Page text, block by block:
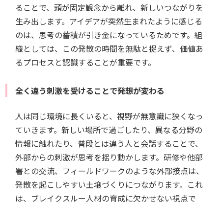
ることで、頭が固定観念から離れ、新しいつながりを
生み出します。アイデアが突然生まれたように感じる
のは、思考の蓄積が引き金になっているためです。組
織としては、この発散の時間を無駄と捉えず、価値あ
るプロセスと認識することが重要です。
全く違う刺激を受けることで発想が変わる
人は同じ環境に長くいると、視野が無意識に狭くなっ
ていきます。新しい場所で過ごしたり、異なる分野の
情報に触れたり、普段とは違う人と会話することで、
外部からの刺激が思考を揺り動かします。研修や他部
署との交流、フィールドワークのような外部接点は、
発散を起こしやすい土壌づくりにつながります。これ
は、ブレイクスルー人材の育成に欠かせない視点で